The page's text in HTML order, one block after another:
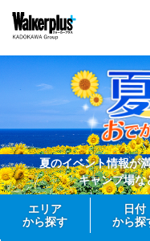
夏のイベント情報が
キャンプ場な
エリア
から探す
日付
から探